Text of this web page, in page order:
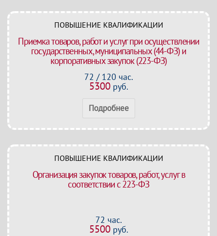
ПОВЫШЕНИЕ КВАЛИФИКАЦИИ
Приемка товаров, работ и услуг при осуществлении
государственных, муниципальных (44-ФЗ) и
корпоративных закупок (223-ФЗ)
72 / 120 час.
5300руб.
Подробнее
ПОВЫШЕНИЕ КВАЛИФИКАЦИИ
Организация закупок товаров, работ, услуг в
соответствии с 223-ФЗ
72 час.
5500руб.